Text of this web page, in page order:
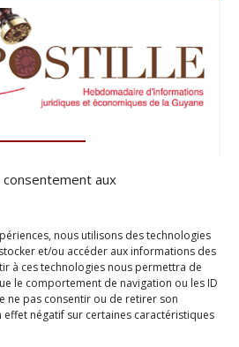
aux
nous utilisons des technologies
et/ou accéder aux informations des
à ces technologies nous permettra de
le comportement de navigation ou les ID
ne pas consentir ou de retirer son
négatif sur certaines caractéristiques